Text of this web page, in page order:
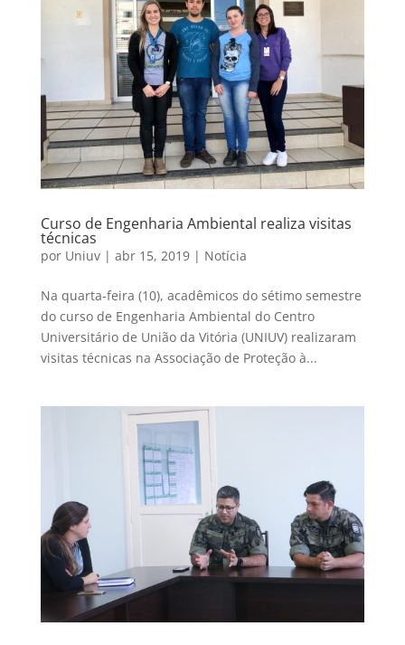
Curso de Engenharia Ambiental realiza visitas
técnicas
por Uniuv| abr 15, 2019| Notícia
Na quarta-feira (10), acadêmicos do sétimo semestre
do curso de Engenharia Ambiental do Centro
Universitário de União da Vitória (UNIUV) realizaram
visitas técnicas na Associação de Proteção à...